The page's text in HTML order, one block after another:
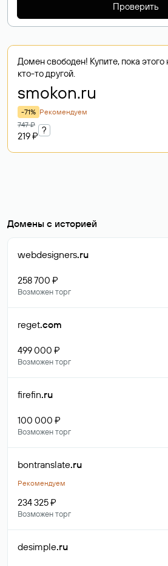
Проверить
Домен свободен! Купите, пока этого
кто-то другой.
smokon.ru
-71% Рекомендуем
747 ₽
219 ₽
?
Домены с историей
webdesigners.ru
258 700 ₽
Возможен торг
reget.com
499 000 ₽
Возможен торг
firefin.ru
100 000 ₽
Возможен торг
bontranslate.ru
Рекомендуем
234 325 ₽
Возможен торг
desimple.ru